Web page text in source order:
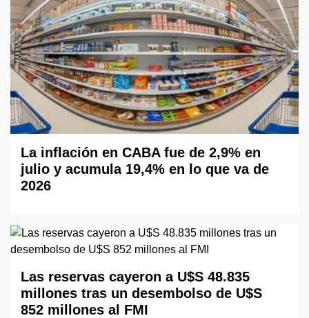
La inflación en CABA fue de 2,9% en
julio y acumula 19,4% en lo que va de
2026
Las reservas cayeron a U$S 48.835
millones tras un desembolso de U$S
852 millones al FMI